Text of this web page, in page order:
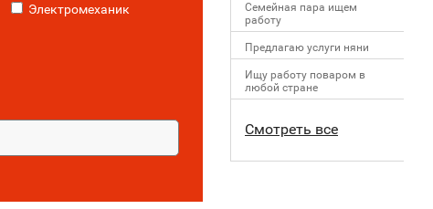
Электромеханик
Семейная пара ищем
работу
Предлагаю услуги няни
Ищу работу поваром в
любой стране
Смотреть все